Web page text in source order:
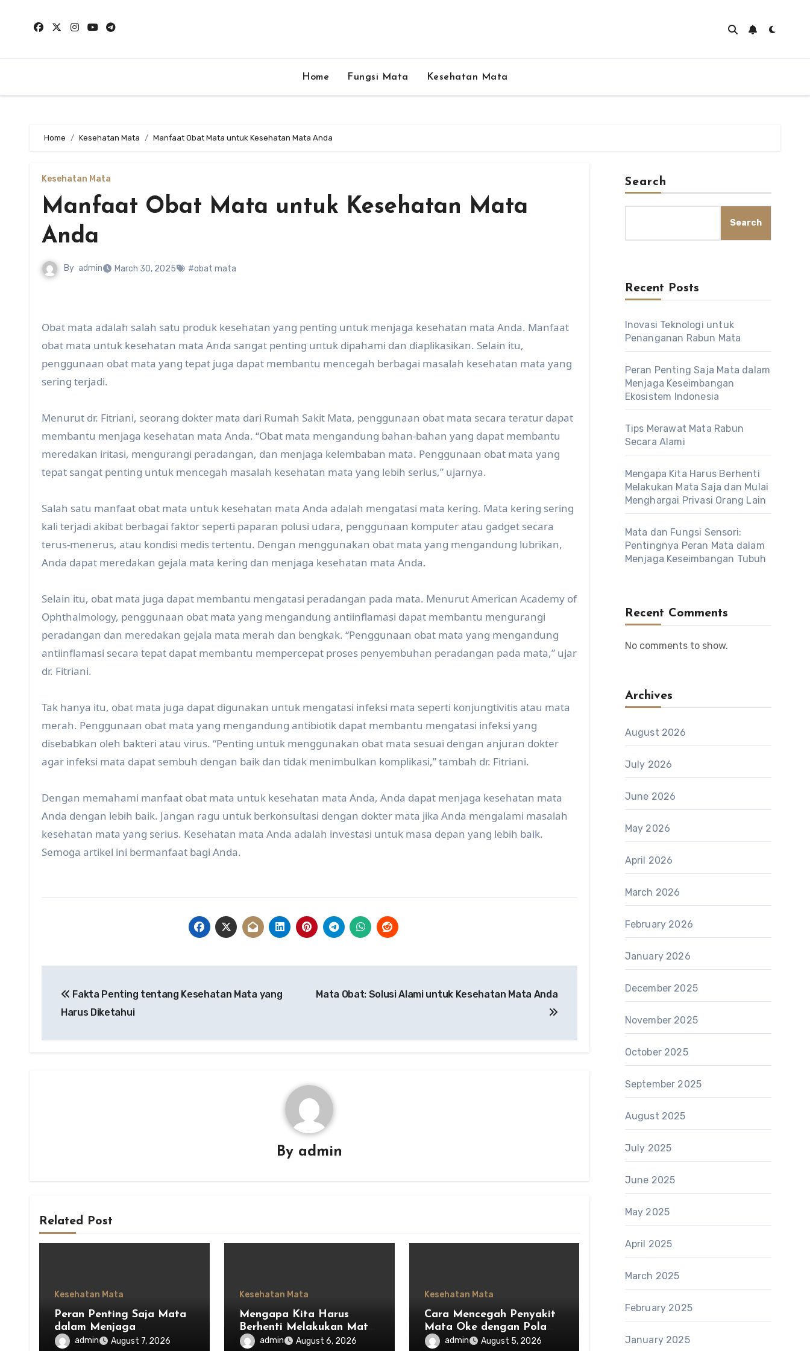
Home Fungsi Mata Kesehatan Mata
Home Kesehatan Mata Manfaat Obat Mata untuk Kesehatan Mata Anda
Kesehatan Mata
Manfaat Obat Mata untuk Kesehatan Mata
Anda
By admin March 30, 2025 #obat mata
Obat mata adalah salah satu produk kesehatan yang penting untuk menjaga kesehatan mata Anda. Manfaat
obat mata untuk kesehatan mata Anda sangat penting untuk dipahami dan diaplikasikan. Selain itu,
penggunaan obat mata yang tepat juga dapat membantu mencegah berbagai masalah kesehatan mata yang
sering terjadi.
Menurut dr. Fitriani, seorang dokter mata dari Rumah Sakit Mata, penggunaan obat mata secara teratur dapat
membantu menjaga kesehatan mata Anda. “Obat mata mengandung bahan-bahan yang dapat membantu
meredakan iritasi, mengurangi peradangan, dan menjaga kelembaban mata. Penggunaan obat mata yang
tepat sangat penting untuk mencegah masalah kesehatan mata yang lebih serius,” ujarnya.
Salah satu manfaat obat mata untuk kesehatan mata Anda adalah mengatasi mata kering. Mata kering sering
kali terjadi akibat berbagai faktor seperti paparan polusi udara, penggunaan komputer atau gadget secara
terus-menerus, atau kondisi medis tertentu. Dengan menggunakan obat mata yang mengandung lubrikan,
Anda dapat meredakan gejala mata kering dan menjaga kesehatan mata Anda.
Selain itu, obat mata juga dapat membantu mengatasi peradangan pada mata. Menurut American Academy of
Ophthalmology, penggunaan obat mata yang mengandung antiinflamasi dapat membantu mengurangi
peradangan dan meredakan gejala mata merah dan bengkak. “Penggunaan obat mata yang mengandung
antiinflamasi secara tepat dapat membantu mempercepat proses penyembuhan peradangan pada mata,” ujar
dr. Fitriani.
Tak hanya itu, obat mata juga dapat digunakan untuk mengatasi infeksi mata seperti konjungtivitis atau mata
merah. Penggunaan obat mata yang mengandung antibiotik dapat membantu mengatasi infeksi yang
disebabkan oleh bakteri atau virus. “Penting untuk menggunakan obat mata sesuai dengan anjuran dokter
agar infeksi mata dapat sembuh dengan baik dan tidak menimbulkan komplikasi,” tambah dr. Fitriani.
Dengan memahami manfaat obat mata untuk kesehatan mata Anda, Anda dapat menjaga kesehatan mata
Anda dengan lebih baik. Jangan ragu untuk berkonsultasi dengan dokter mata jika Anda mengalami masalah
kesehatan mata yang serius. Kesehatan mata Anda adalah investasi untuk masa depan yang lebih baik.
Semoga artikel ini bermanfaat bagi Anda.
navigation
Fakta Penting tentang Kesehatan Mata yang
Harus Diketahui
Mata Obat: Solusi Alami untuk Kesehatan Mata Anda
By admin
Related Post
Kesehatan Mata
Peran Penting Saja Mata
dalam Menjaga
Keseimbangan Ekosistem
admin August 7, 2026
Kesehatan Mata
Mengapa Kita Harus
Berhenti Melakukan Mata
Saja dan Mulai
admin August 6, 2026
Kesehatan Mata
Cara Mencegah Penyakit
Mata Oke dengan Pola
Hidup Sehat
admin August 5, 2026
Search
Search
Recent Posts
Inovasi Teknologi untuk
Penanganan Rabun Mata
Peran Penting Saja Mata dalam
Menjaga Keseimbangan
Ekosistem Indonesia
Tips Merawat Mata Rabun
Secara Alami
Mengapa Kita Harus Berhenti
Melakukan Mata Saja dan Mulai
Menghargai Privasi Orang Lain
Mata dan Fungsi Sensori:
Pentingnya Peran Mata dalam
Menjaga Keseimbangan Tubuh
Recent Comments
No comments to show.
Archives
August 2026
July 2026
June 2026
May 2026
April 2026
March 2026
February 2026
January 2026
December 2025
November 2025
October 2025
September 2025
August 2025
July 2025
June 2025
May 2025
April 2025
March 2025
February 2025
January 2025